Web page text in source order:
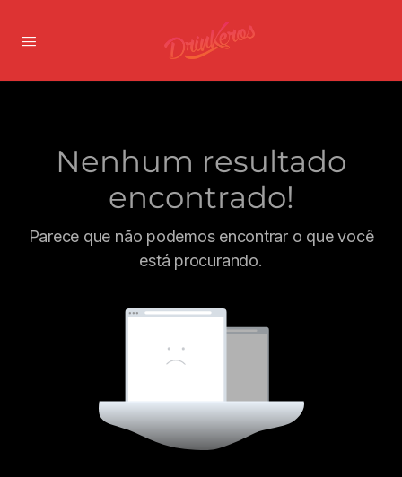
Nenhum resultado
encontrado!
Parece que não podemos encontrar o que você
está procurando.